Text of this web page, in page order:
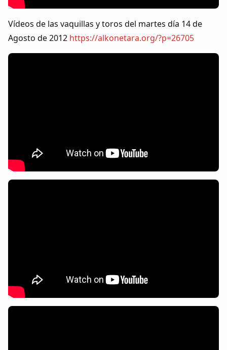
Colaboradores
AlkoTV
Idiosincrasia
Vídeos de las vaquillas y toros del martes día 14 de
Agosto de 2012 https://alkonetara.org/?p=26705